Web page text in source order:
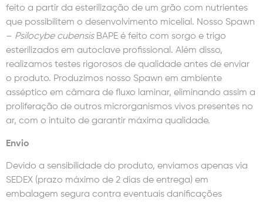
feito a partir da esterilização de um grão com nutrientes
que possibilitem o desenvolvimento micelial. Nosso Spawn
– Psilocybe cubensisBAPE é feito com sorgo e trigo
esterilizados em autoclave profissional. Além disso,
realizamos testes rigorosos de qualidade antes de enviar
o produto. Produzimos nosso Spawn em ambiente
asséptico em câmara de fluxo laminar, eliminando assim a
proliferação de outros microrganismos vivos presentes no
ar, com o intuito de garantir máxima qualidade.
Envio
Devido a sensibilidade do produto, enviamos apenas via
SEDEX (prazo máximo de 2 dias de entrega) em
embalagem segura contra eventuais danificações